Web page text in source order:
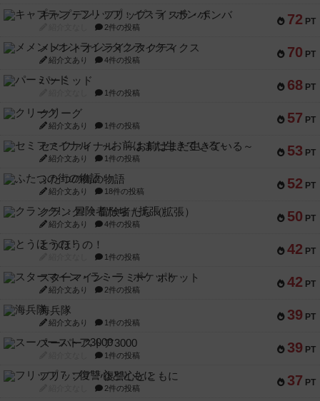
72 PT
キャプテン・フリップ：イスラ・ボンバ
2件の投稿
70 PT
メメントオンラインタクティクス
紹介文あり 4件の投稿
68 PT
パーミッド
1件の投稿
57 PT
クリーグ
紹介文あり 1件の投稿
53 PT
セミファイナル ～お前はまだ生きている～
紹介文あり 1件の投稿
52 PT
ふたつの街の物語
紹介文あり 18件の投稿
50 PT
クランク! ：冒険者たち（拡張）
紹介文あり 4件の投稿
42 PT
とうほうの！
1件の投稿
42 PT
スターマイン・ラミー ポケット
紹介文あり 2件の投稿
39 PT
海兵隊
紹介文あり 1件の投稿
39 PT
スーパーストア3000
1件の投稿
37 PT
フリップ７：復讐心とともに
2件の投稿